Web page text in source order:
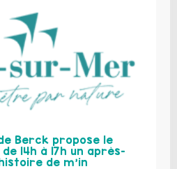
Berck propose le
14h à 17h un après-
de m’in